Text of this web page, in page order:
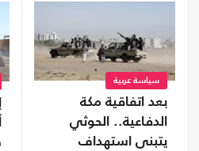
سياسة عربية
بعد اتفاقية مكة
الدفاعية.. الحوثي
يتبنى استهداف